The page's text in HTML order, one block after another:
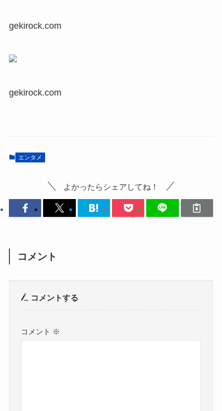
gekirock.com
gekirock.com
エンタメ
よかったらシェアしてね！
コメント
コメントする
コメント ※